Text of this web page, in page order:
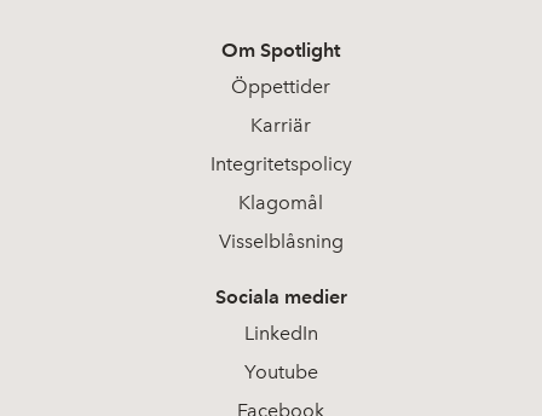
Om Spotlight
Öppettider
Karriär
Integritetspolicy
Klagomål
Visselblåsning
Sociala medier
LinkedIn
Youtube
Facebook